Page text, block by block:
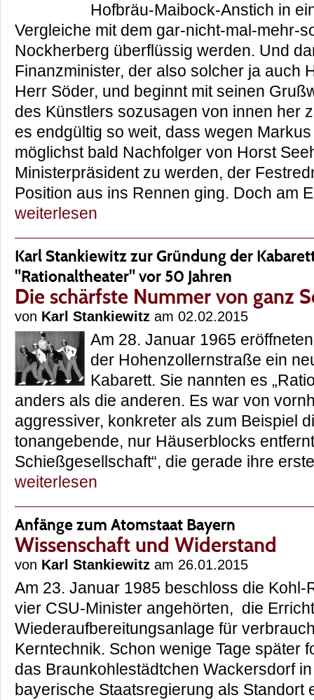
Hofbräu-Maibock-Anstich in
Vergleiche mit dem gar-nicht-mal-mehr-
Nockherberg überflüssig werden. Und
Finanzminister, der also solcher ja auch
Herr Söder, und beginnt mit seinen
des Künstlers sozusagen von innen her
es endgültig so weit, dass wegen
möglichst bald Nachfolger von Horst
Ministerpräsident zu werden, der
Position aus ins Rennen ging. Doch
weiterlesen
Karl Stankiewitz zur Gründung der
"Rationaltheater" vor 50 Jahren
Die schärfste Nummer von ganz
von Karl Stankiewitz am 02.02.2015
Am 28. Januar 1965
der Hohenzollernstraße ein
Kabarett. Sie nannten es
anders als die anderen. Es war von
aggressiver, konkreter als zum Beispiel
tonangebende, nur Häuserblocks
Schießgesellschaft“, die gerade ihre
weiterlesen
Anfänge zum Atomstaat Bayern
Wissenschaft und Widerstand
von Karl Stankiewitz am 26.01.2015
Am 23. Januar 1985 beschloss die Kohl-
vier CSU-Minister angehörten, die
Wiederaufbereitungsanlage für
Kerntechnik. Schon wenige Tage später
das Braunkohlestädtchen Wackersdorf
bayerische Staatsregierung als Standort